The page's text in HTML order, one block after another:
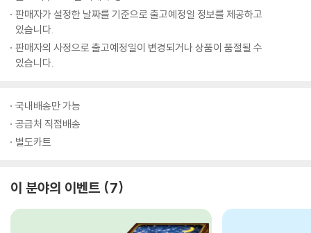
판매자가 설정한 날짜를 기준으로 출고예정일 정보를 제공하고
있습니다.
판매자의 사정으로 출고예정일이 변경되거나 상품이 품절될 수
있습니다.
국내배송만 가능
공급처 직접배송
별도카트
이 분야의 이벤트 7